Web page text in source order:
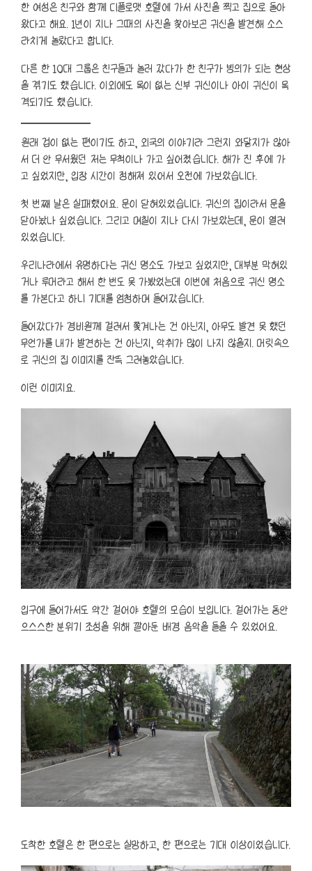
한 여성은 친구와 함께 디플로맷 호텔에 가서 사진을 찍고 집으로 돌아
왔다고 해요. 1년이 지나 그때의 사진을 찾아보곤 귀신을 발견해 소스
라치게 놀랐다고 합니다.
다른 한 10대 그룹은 친구들과 놀러 갔다가 한 친구가 빙의가 되는 현상
을 겪기도 했습니다. 이외에도 목이 없는 신부 귀신이나 아이 귀신이 목
격되기도 했습니다.
원래 겁이 없는 편이기도 하고, 외국의 이야기라 그런지 와닿지가 않아
서 더 안 무서웠던 저는 무척이나 가고 싶어졌습니다. 해가 진 후에 가
고 싶었지만, 입장 시간이 정해져 있어서 오전에 가보았습니다.
첫 번째 날은 실패했어요. 문이 닫혀있었습니다. 귀신의 집이라서 문을
닫아놨나 싶었습니다. 그리고 며칠이 지나 다시 가보았는데, 문이 열려
있었습니다.
우리나라에서 유명하다는 귀신 명소도 가보고 싶었지만, 대부분 막혀있
거나 루머라고 해서 한 번도 못 가봤었는데 이번에 처음으로 귀신 명소
를 가본다고 하니 기대를 엄청하며 들어갔습니다.
들어갔다가 경비원께 걸려서 쫓겨나는 건 아닌지, 아무도 발견 못 했던
무언가를 내가 발견하는 건 아닌지, 악취가 많이 나지 않을지. 머릿속으
로 귀신의 집 이미지를 잔뜩 그려놓았습니다.
이런 이미지요.
입구에 들어가서도 약간 걸어야 호텔의 모습이 보입니다. 걸어가는 동안
으스스한 분위기 조성을 위해 깔아둔 배경 음악을 들을 수 있었어요.
도착한 호텔은 한 편으로는 실망하고, 한 편으로는 기대 이상이었습니다.